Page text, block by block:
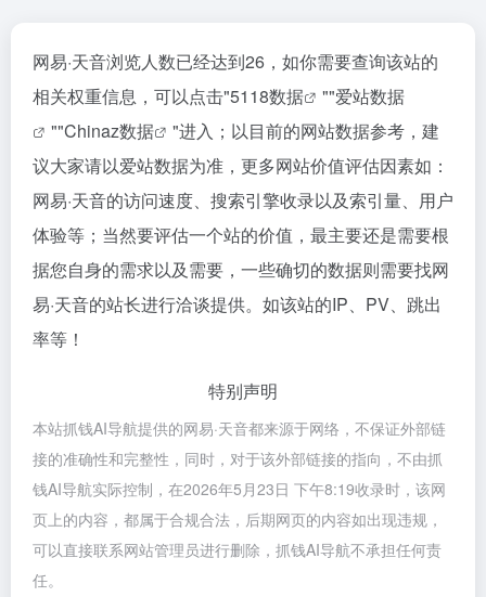
网易·天音浏览人数已经达到26，如你需要查询该站的
相关权重信息，可以点击"5118数据 ""爱站数据
""Chinaz数据
"进入；以目前的网站数据参考，建
议大家请以爱站数据为准，更多网站价值评估因素如：
网易·天音的访问速度、搜索引擎收录以及索引量、用户
体验等；当然要评估一个站的价值，最主要还是需要根
据您自身的需求以及需要，一些确切的数据则需要找网
易·天音的站长进行洽谈提供。如该站的IP、PV、跳出
率等！
特别声明
本站抓钱AI导航提供的网易·天音都来源于网络，不保证外部链
接的准确性和完整性，同时，对于该外部链接的指向，不由抓
钱AI导航实际控制，在2026年5月23日 下午8:19收录时，该网
页上的内容，都属于合规合法，后期网页的内容如出现违规，
可以直接联系网站管理员进行删除，抓钱AI导航不承担任何责
任。